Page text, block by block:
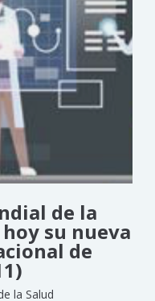
de la
su nueva
de
la Salud